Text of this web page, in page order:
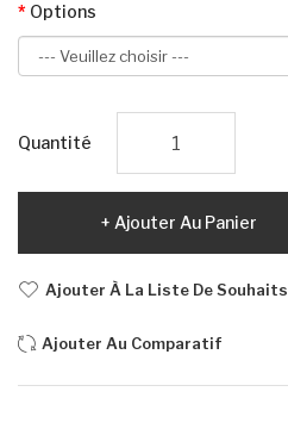
Options
Quantité
Ajouter Au Panier
Ajouter À La Liste De Souhaits
Ajouter Au Comparatif